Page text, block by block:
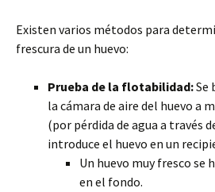
Existen varios métodos para
frescura de un huevo:
Prueba de la flotabilidad:Se
la cámara de aire del huevo a
(por pérdida de agua a través
introduce el huevo en un
Un huevo muy fresco
en el fondo.